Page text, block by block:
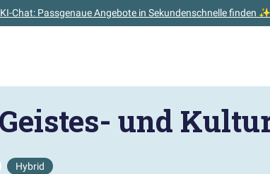
Chat: Passgenaue Angebote in Sekundenschnelle finden ✨
und
Hybrid